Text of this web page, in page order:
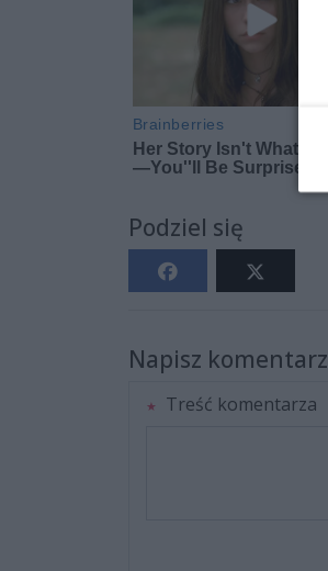
Podziel się
Napisz komentarz
Treść komentarza